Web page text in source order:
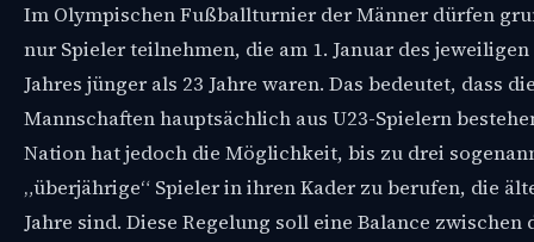
Im Olympischen Fußballturnier der Männer dürfen
nur Spieler teilnehmen, die am 1. Januar des
Jahres jünger als 23 Jahre waren. Das bedeutet, dass
Mannschaften hauptsächlich aus U23-Spielern
Nation hat jedoch die Möglichkeit, bis zu drei
„überjährige“ Spieler in ihren Kader zu berufen, die
Jahre sind. Diese Regelung soll eine Balance zwischen